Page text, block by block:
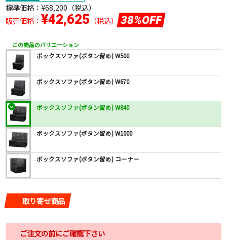
標準価格： ¥68,200 （税込）
販売価格： ¥42,625 （税込） 38%OFF
この商品のバリエーション
ボックスソファ(ボタン留め) W500
ボックスソファ(ボタン留め) W670
ボックスソファ(ボタン留め) W840
ボックスソファ(ボタン留め) W1000
ボックスソファ(ボタン留め) コーナー
取り寄せ商品
ご注文の前にご確認下さい